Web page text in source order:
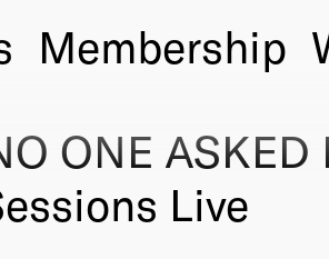
Membership
ONE ASKED
Live